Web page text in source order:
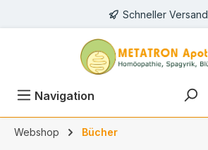
Schneller Versand
Navigation
Webshop Bücher